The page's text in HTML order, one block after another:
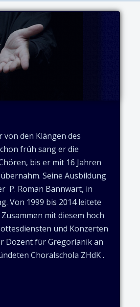
von den Klängen des
früh sang er die
bis er mit 16 Jahren
Seine Ausbildung
P. Roman Bannwart, in
Von 1999 bis 2014 leitete
mit diesem hoch
und Konzerten
Dozent für Gregorianik an
Choralschola ZHdK .